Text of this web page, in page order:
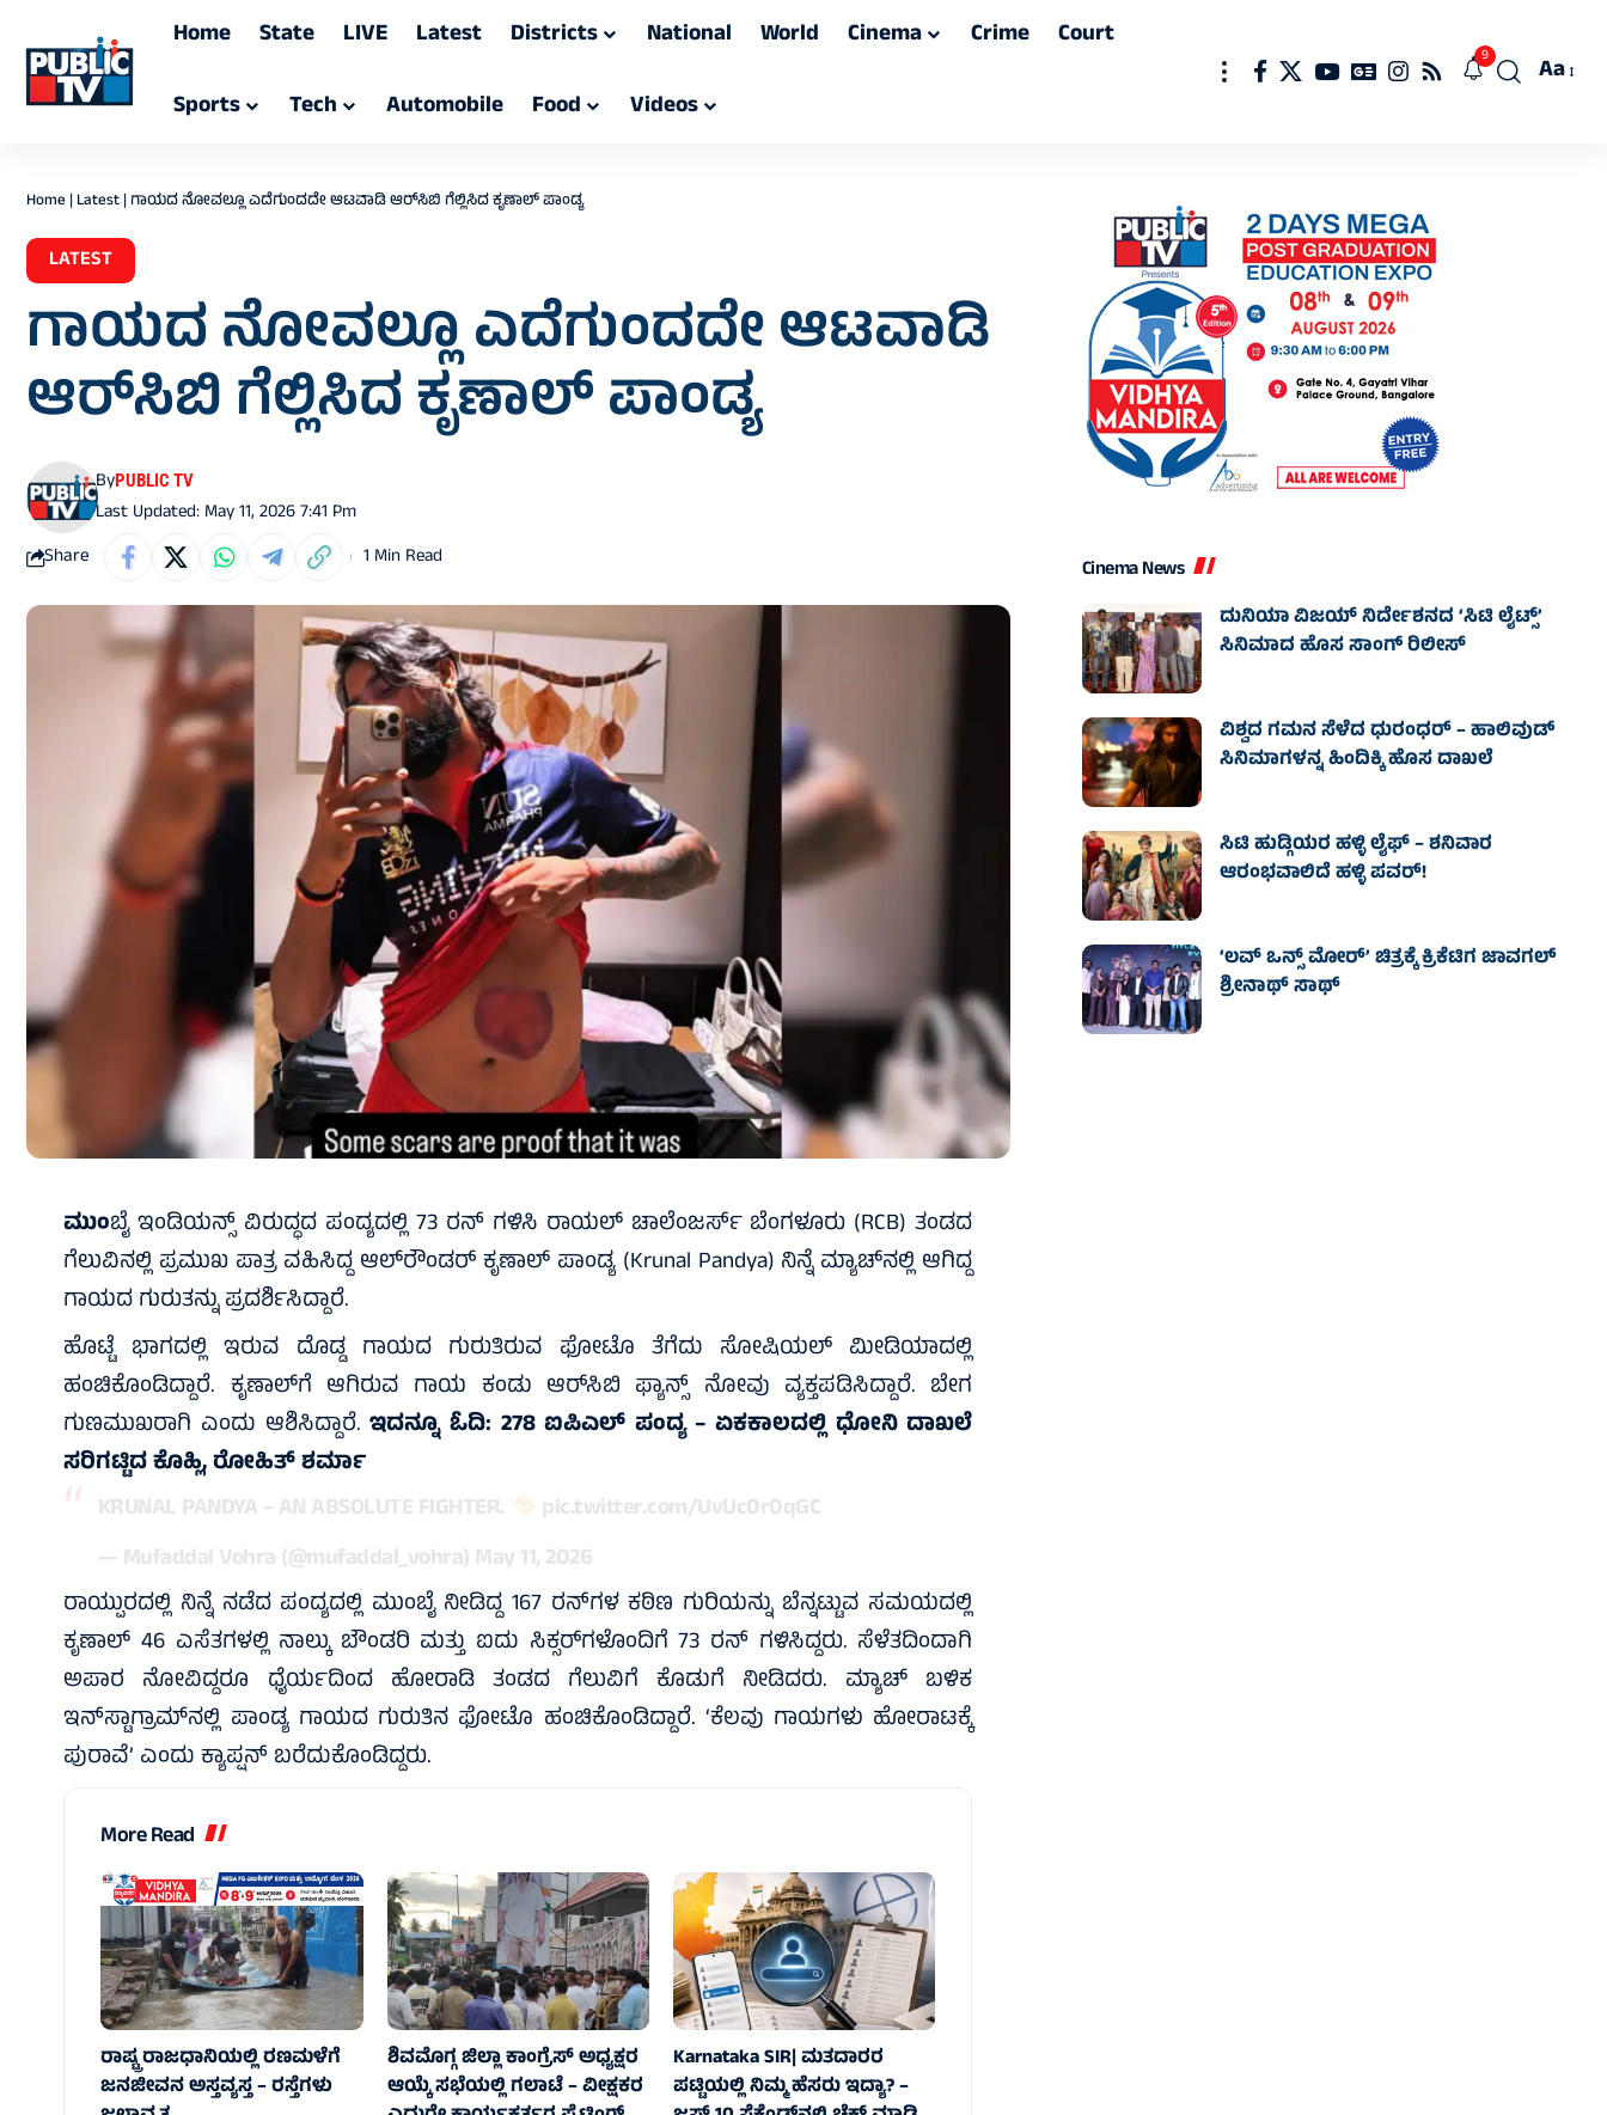
Home State LIVE Latest Districts National World Cinema Crime
Court
Sports
Tech Automobile Food Videos
9
Font
Aa
Home |Latest|ಗಾಯದ ನೋವಲ್ಲೂ ಎದೆಗುಂದದೇ ಆಟವಾಡಿ ಆರ್‌ಸಿಬಿ ಗೆಲ್ಲಿಸಿದ ಕೃಣಾಲ್‌ ಪಾಂಡ್ಯ
LATEST
ಗಾಯದ ನೋವಲ್ಲೂ ಎದೆಗುಂದದೇ ಆಟವಾಡಿ
ಆರ್‌ಸಿಬಿ ಗೆಲ್ಲಿಸಿದ ಕೃಣಾಲ್‌ ಪಾಂಡ್ಯ
Last Updated: May 11, 2026 7:41 Pm
ByPUBLIC TV
Share 1 Min Read
ಮುಂಬೈ ಇಂಡಿಯನ್ಸ್‌ ವಿರುದ್ಧದ ಪಂದ್ಯದಲ್ಲಿ 73 ರನ್‌ ಗಳಿಸಿ ರಾಯಲ್‌ ಚಾಲೆಂಜರ್ಸ್‌ ಬೆಂಗಳೂರು (RCB) ತಂಡದ
ಗೆಲುವಿನಲ್ಲಿ ಪ್ರಮುಖ ಪಾತ್ರ ವಹಿಸಿದ್ದ ಆಲ್‌ರೌಂಡರ್‌ ಕೃಣಾಲ್‌ ಪಾಂಡ್ಯ (Krunal Pandya) ನಿನ್ನೆ ಮ್ಯಾಚ್‌ನಲ್ಲಿ ಆಗಿದ್ದ
ಗಾಯದ ಗುರುತನ್ನು ಪ್ರದರ್ಶಿಸಿದ್ದಾರೆ.
ಹೊಟ್ಟೆ ಭಾಗದಲ್ಲಿ ಇರುವ ದೊಡ್ಡ ಗಾಯದ ಗುರುತಿರುವ ಫೋಟೊ ತೆಗೆದು ಸೋಷಿಯಲ್‌ ಮೀಡಿಯಾದಲ್ಲಿ
ಹಂಚಿಕೊಂಡಿದ್ದಾರೆ. ಕೃಣಾಲ್‌ಗೆ ಆಗಿರುವ ಗಾಯ ಕಂಡು ಆರ್‌ಸಿಬಿ ಫ್ಯಾನ್ಸ್‌ ನೋವು ವ್ಯಕ್ತಪಡಿಸಿದ್ದಾರೆ. ಬೇಗ
ಗುಣಮುಖರಾಗಿ ಎಂದು ಆಶಿಸಿದ್ದಾರೆ.ಇದನ್ನೂ ಓದಿ: 278 ಐಪಿಎಲ್ ಪಂದ್ಯ – ಏಕಕಾಲದಲ್ಲಿ ಧೋನಿ ದಾಖಲೆ
ಸರಿಗಟ್ಟಿದ ಕೊಹ್ಲಿ, ರೋಹಿತ್ ಶರ್ಮಾ
KRUNAL PANDYA – AN ABSOLUTE FIGHTER.
pic.twitter.com/UvUc0r0qGC
— Mufaddal Vohra (@mufaddal_vohra)May 11, 2026
ರಾಯ್ಪುರದಲ್ಲಿ ನಿನ್ನೆ ನಡೆದ ಪಂದ್ಯದಲ್ಲಿ ಮುಂಬೈ ನೀಡಿದ್ದ 167 ರನ್‌ಗಳ ಕಠಿಣ ಗುರಿಯನ್ನು ಬೆನ್ನಟ್ಟುವ ಸಮಯದಲ್ಲಿ
ಕೃಣಾಲ್ 46 ಎಸೆತಗಳಲ್ಲಿ ನಾಲ್ಕು ಬೌಂಡರಿ ಮತ್ತು ಐದು ಸಿಕ್ಸರ್‌ಗಳೊಂದಿಗೆ 73 ರನ್ ಗಳಿಸಿದ್ದರು. ಸೆಳೆತದಿಂದಾಗಿ
ಅಪಾರ ನೋವಿದ್ದರೂ ಧೈರ್ಯದಿಂದ ಹೋರಾಡಿ ತಂಡದ ಗೆಲುವಿಗೆ ಕೊಡುಗೆ ನೀಡಿದರು. ಮ್ಯಾಚ್‌ ಬಳಿಕ
ಇನ್‌ಸ್ಟಾಗ್ರಾಮ್‌ನಲ್ಲಿ ಪಾಂಡ್ಯ ಗಾಯದ ಗುರುತಿನ ಫೋಟೊ ಹಂಚಿಕೊಂಡಿದ್ದಾರೆ. ‘ಕೆಲವು ಗಾಯಗಳು ಹೋರಾಟಕ್ಕೆ
ಪುರಾವೆ’ ಎಂದು ಕ್ಯಾಪ್ಷನ್‌ ಬರೆದುಕೊಂಡಿದ್ದರು.
More Read
ರಾಷ್ಟ್ರ ರಾಜಧಾನಿಯಲ್ಲಿ ರಣಮಳೆಗೆ
ಜನಜೀವನ ಅಸ್ತವ್ಯಸ್ತ – ರಸ್ತೆಗಳು
ಶಿವಮೊಗ್ಗ ಜಿಲ್ಲಾ ಕಾಂಗ್ರೆಸ್ ಅಧ್ಯಕ್ಷರ
ಆಯ್ಕೆ ಸಭೆಯಲ್ಲಿ ಗಲಾಟೆ – ವೀಕ್ಷಕರ
Karnataka SIR| ಮತದಾರರ
ಪಟ್ಟಿಯಲ್ಲಿ ನಿಮ್ಮ ಹೆಸರು ಇದ್ಯಾ? –
Cinema News
ದುನಿಯಾ ವಿಜಯ್ ನಿರ್ದೇಶನದ ‘ಸಿಟಿ ಲೈಟ್ಸ್’
ಸಿನಿಮಾದ ಹೊಸ ಸಾಂಗ್ ರಿಲೀಸ್
ವಿಶ್ವದ ಗಮನ ಸೆಳೆದ ಧುರಂಧರ್ – ಹಾಲಿವುಡ್‌
ಸಿನಿಮಾಗಳನ್ನ ಹಿಂದಿಕ್ಕಿ ಹೊಸ ದಾಖಲೆ
ಸಿಟಿ ಹುಡ್ಗಿಯರ ಹಳ್ಳಿ ಲೈಫ್‌ – ಶನಿವಾರ
ಆರಂಭವಾಲಿದೆ ಹಳ್ಳಿ ಪವರ್‌!
‘ಲವ್ ಒನ್ಸ್ ಮೋರ್’ ಚಿತ್ರಕ್ಕೆ ಕ್ರಿಕೆಟಿಗ ಜಾವಗಲ್
ಶ್ರೀನಾಥ್ ಸಾಥ್